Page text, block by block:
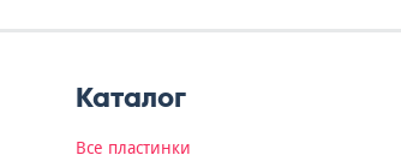
Каталог
Все пластинки